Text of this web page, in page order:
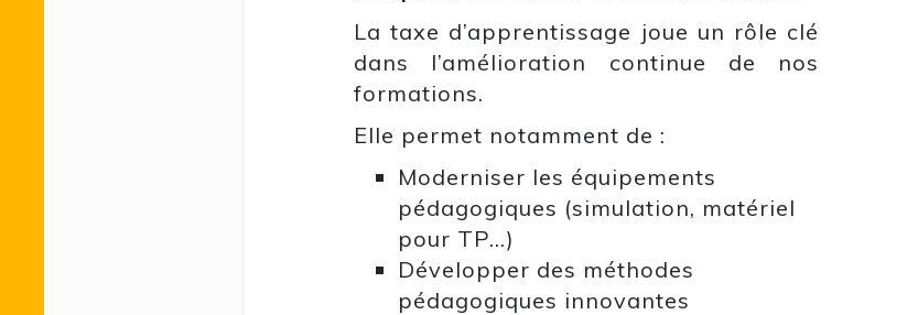
La taxe d’apprentissage joue un rôle clé
dans l’amélioration continue de nos
formations.
Elle permet notamment de :
Moderniser les équipements
pédagogiques (simulation, matériel
pour TP…)
Développer des méthodes
pédagogiques innovantes